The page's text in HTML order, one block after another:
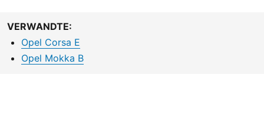
VERWANDTE:
Opel Corsa E
Opel Mokka B